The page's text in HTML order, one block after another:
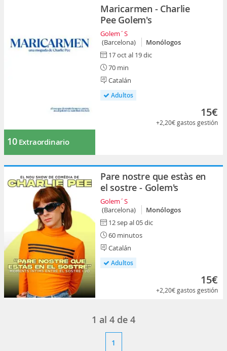
10 Extraordinario
Maricarmen - Charlie
Pee Golem's
Golem´S
(Barcelona)
Monólogos
17 oct al 19 dic
70 min
Catalán
Adultos
15€
+2,20€gastos gestión
Pare nostre que estàs en
el sostre - Golem's
Golem´S
(Barcelona)
Monólogos
12 sep al 05 dic
60 minutos
Catalán
Adultos
15€
+2,20€gastos gestión
1 al 4 de 4
1